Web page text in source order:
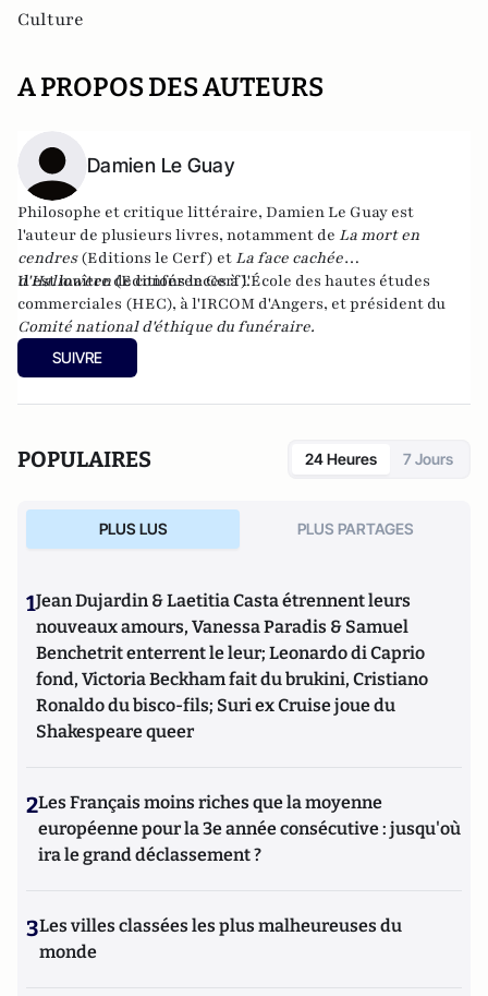
Culture
A PROPOS DES AUTEURS
Damien Le Guay
Philosophe et critique littéraire, Damien Le Guay est
l'auteur de plusieurs livres, notamment de La mort en
cendres(Editions le Cerf) et La face cachée
d'Halloween(Editions le Cerf).
Il est maître de conférences à l'École des hautes études
commerciales (HEC), à l'IRCOM d'Angers, et président du
Comité national d'éthique du funéraire.
SUIVRE
POPULAIRES 24 Heures 7 Jours
PLUS LUS PLUS PARTAGES
1Jean Dujardin & Laetitia Casta étrennent leurs
nouveaux amours, Vanessa Paradis & Samuel
Benchetrit enterrent le leur; Leonardo di Caprio
fond, Victoria Beckham fait du brukini, Cristiano
Ronaldo du bisco-fils; Suri ex Cruise joue du
Shakespeare queer
2Les Français moins riches que la moyenne
européenne pour la 3e année consécutive : jusqu'où
ira le grand déclassement ?
3Les villes classées les plus malheureuses du
monde